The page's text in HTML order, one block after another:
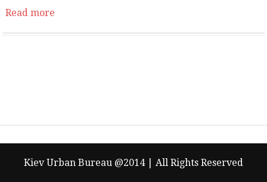
Read more
Kiev Urban Bureau @2014 | All Rights Reserved